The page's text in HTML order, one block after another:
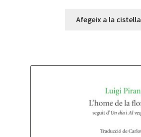
Afegeix a la cistella